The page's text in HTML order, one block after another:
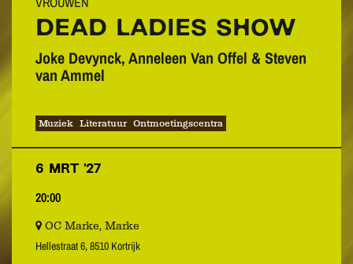
DEAD LADIES SHOW
Joke Devynck, Anneleen Van Offel & Steven
van Ammel
Muziek Literatuur Ontmoetingscentra
6 MRT ’27
20:00
OC Marke, Marke
Hellestraat 6, 8510 Kortrijk